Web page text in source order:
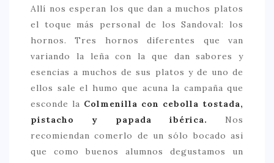
Allí nos esperan los que dan a muchos platos
el toque más personal de los Sandoval: los
hornos. Tres hornos diferentes que van
variando la leña con la que dan sabores y
esencias a muchos de sus platos y de uno de
ellos sale el humo que acuna la campaña que
esconde la Colmenilla con cebolla tostada,
pistacho y papada ibérica. Nos
recomiendan comerlo de un sólo bocado asi
que como buenos alumnos degustamos un